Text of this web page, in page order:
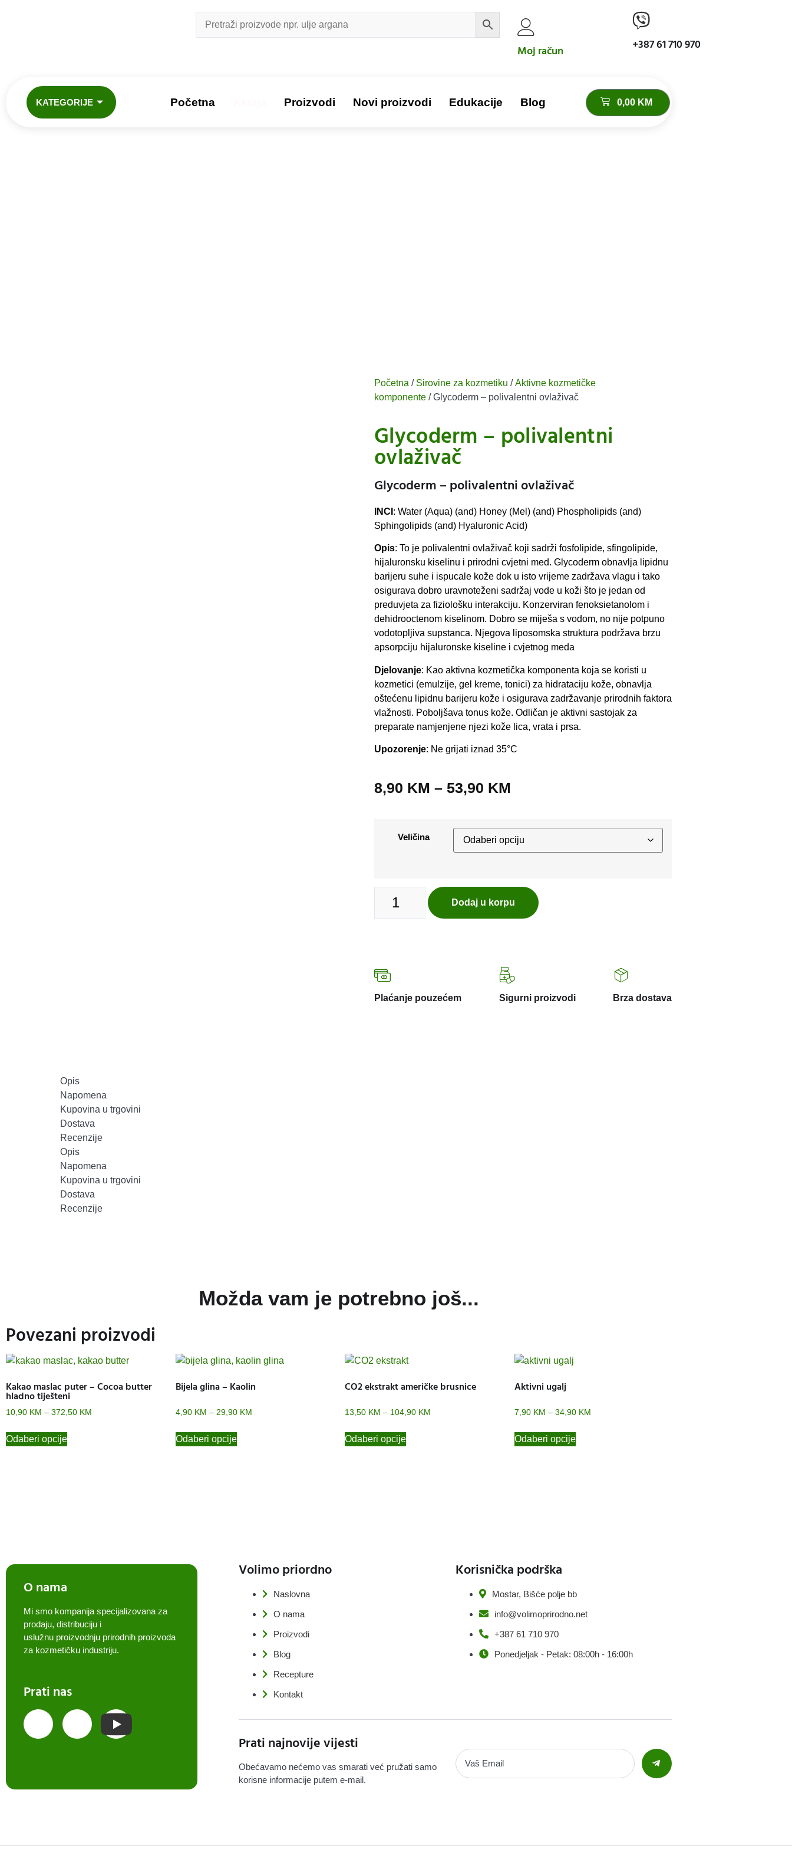
Moj račun +387 61 710 970
KATEGORIJE Početna Proizvodi Novi proizvodi Edukacije Blog 0,00 KM
Početna / Sirovine za kozmetiku /Aktivne kozmetičke
komponente / Glycoderm – polivalentni ovlaživač
Glycoderm – polivalentni
ovlaživač
Glycoderm – polivalentni ovlaživač
INCI : Water (Aqua) (and) Honey (Mel) (and) Phospholipids (and)
Sphingolipids (and) Hyaluronic Acid)
Opis: To je polivalentni ovlaživač koji sadrži fosfolipide, sfingolipide,
hijaluronsku kiselinu i prirodni cvjetni med. Glycoderm obnavlja lipidnu
barijeru suhe i ispucale kože dok u isto vrijeme zadržava vlagu i tako
osigurava dobro uravnoteženi sadržaj vode u koži što je jedan od
preduvjeta za fiziološku interakciju. Konzerviran fenoksietanolom i
dehidrooctenom kiselinom. Dobro se miješa s vodom, no nije potpuno
vodotopljiva supstanca. Njegova liposomska struktura podržava brzu
apsorpciju hijaluronske kiseline i cvjetnog meda
Djelovanje: Kao aktivna kozmetička komponenta koja se koristi u
kozmetici (emulzije, gel kreme, tonici) za hidrataciju kože, obnavlja
oštećenu lipidnu barijeru kože i osigurava zadržavanje prirodnih faktora
vlažnosti. Poboljšava tonus kože. Odličan je aktivni sastojak za
preparate namjenjene njezi kože lica, vrata i prsa.
Upozorenje: Ne grijati iznad 35°C
8,90 KM – 53,90 KM
Veličina
Dodaj u korpu
Plaćanje pouzećem Sigurni proizvodi Brza dostava
Opis
Napomena
Kupovina u trgovini
Dostava
Recenzije
Opis
Napomena
Kupovina u trgovini
Dostava
Recenzije
Možda vam je potrebno još...
Povezani proizvodi
Kakao maslac puter – Cocoa butter
hladno tiješteni
10,90 KM – 372,50 KM
Odaberi opcije
Bijela glina – Kaolin
4,90 KM – 29,90 KM
Odaberi opcije
CO2 ekstrakt američke brusnice
13,50 KM – 104,90 KM
Odaberi opcije
Aktivni ugalj
7,90 KM – 34,90 KM
Odaberi opcije
O nama
Mi smo kompanija specijalizovana za
prodaju, distribuciju i
uslužnu proizvodnju prirodnih proizvoda
za kozmetičku industriju.
Prati nas
Volimo priordno
Naslovna
O nama
Proizvodi
Blog
Recepture
Kontakt
Korisnička podrška
Mostar, Bišće polje bb
info@volimoprirodno.net
+387 61 710 970
Ponedjeljak - Petak: 08:00h - 16:00h
Prati najnovije vijesti
Obećavamo nećemo vas smarati već pružati samo
korisne informacije putem e-mail.